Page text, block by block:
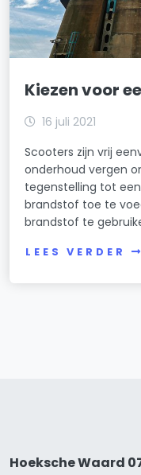
Kiezen voor
16 juli 2021
Scooters zijn vrij
onderhoud vergen
tegenstelling tot
brandstof toe te
brandstof te
LEES VERDER
Hoeksche Waard